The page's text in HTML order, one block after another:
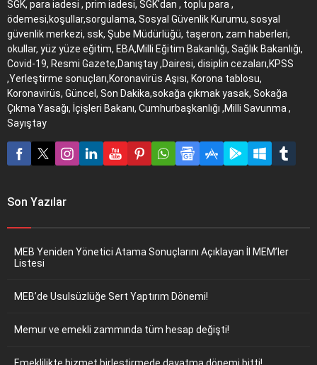
SGK, para iadesi , prim iadesi, SGK'dan , toplu para ,
ödemesi,koşullar,sorgulama, Sosyal Güvenlik Kurumu, sosyal
güvenlik merkezi, ssk, Şube Müdürlüğü, taşeron, zam haberleri,
okullar, yüz yüze eğitim, EBA,Milli Eğitim Bakanlığı, Sağlık Bakanlığı,
Covid-19, Resmi Gazete,Danıştay ,Dairesi, disiplin cezaları,KPSS
,Yerleştirme sonuçları,Koronavirüs Aşısı, Korona tablosu,
Koronavirüs, Güncel, Son Dakika,sokağa çıkmak yasak, Sokağa
Çıkma Yasağı, İçişleri Bakanı, Cumhurbaşkanlığı ,Milli Savunma ,
Sayıştay
Son Yazılar
MEB Yeniden Yönetici Atama Sonuçlarını Açıklayan İl MEM’ler
Listesi
MEB’de Usulsüzlüğe Sert Yaptırım Dönemi!
Memur ve emekli zammında tüm hesap değişti!
Emeklilikte hizmet birleştirmede dayatma dönemi bitti!